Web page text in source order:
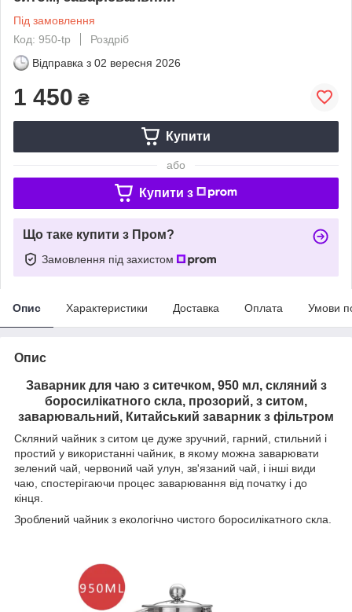
Під замовлення
Код: 950-tp
Роздріб
Відправка з 02 вересня 2026
1 450 ₴
Купити
або
Купити з
Що таке купити з Пром?
Замовлення під захистом
Опис Характеристики Доставка Оплата Умови
Опис
Заварник для чаю з ситечком, 950 мл, скляний з
боросилікатного скла, прозорий, з ситом,
заварювальний, Китайський заварник з фільтром
Скляний чайник з ситом це дуже зручний, гарний, стильний і
простий у використанні чайник, в якому можна заварювати
зелений чай, червоний чай улун, зв'язаний чай, і інші види
чаю, спостерігаючи процес заварювання від початку і до
кінця.
Зроблений чайник з екологічно чистого боросилікатного скла.